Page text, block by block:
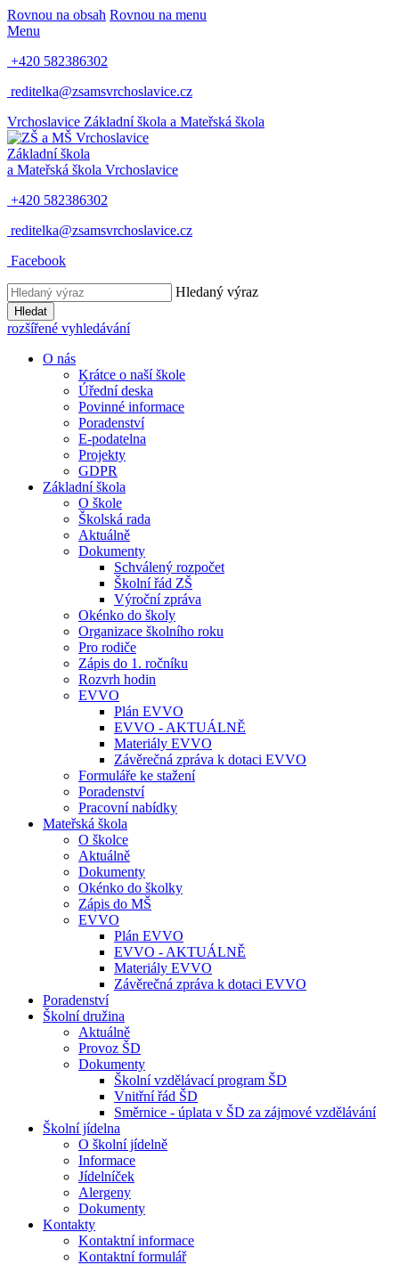
Rovnou na obsah Rovnou na menu
Menu
+420 582386302
reditelka@zsamsvrchoslavice.cz
Vrchoslavice Základní škola a Mateřská škola
Základní škola
a Mateřská škola Vrchoslavice
+420 582386302
reditelka@zsamsvrchoslavice.cz
Facebook
Hledaný výraz
Hledat
rozšířené vyhledávání
O nás
Krátce o naší škole
Úřední deska
Povinné informace
Poradenství
E-podatelna
Projekty
GDPR
Základní škola
O škole
Školská rada
Aktuálně
Dokumenty
Schválený rozpočet
Školní řád ZŠ
Výroční zpráva
Okénko do školy
Organizace školního roku
Pro rodiče
Zápis do 1. ročníku
Rozvrh hodin
EVVO
Plán EVVO
EVVO - AKTUÁLNĚ
Materiály EVVO
Závěrečná zpráva k dotaci EVVO
Formuláře ke stažení
Poradenství
Pracovní nabídky
Mateřská škola
O školce
Aktuálně
Dokumenty
Okénko do školky
Zápis do MŠ
EVVO
Plán EVVO
EVVO - AKTUÁLNĚ
Materiály EVVO
Závěrečná zpráva k dotaci EVVO
Poradenství
Školní družina
Aktuálně
Provoz ŠD
Dokumenty
Školní vzdělávací program ŠD
Vnitřní řád ŠD
Směrnice - úplata v ŠD za zájmové vzdělávání
Školní jídelna
O školní jídelně
Informace
Jídelníček
Alergeny
Dokumenty
Kontakty
Kontaktní informace
Kontaktní formulář